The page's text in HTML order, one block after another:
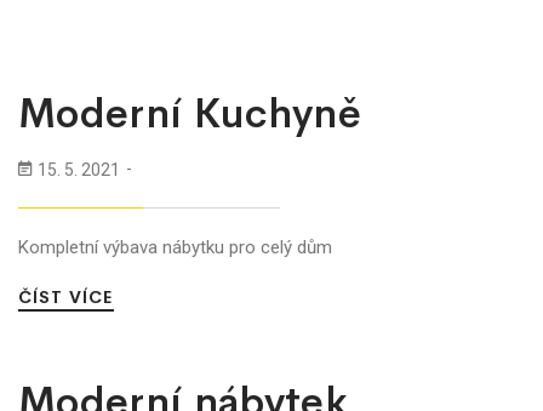
Moderní Kuchyně
15. 5. 2021
Kompletní výbava nábytku pro celý dům
ČÍST VÍCE